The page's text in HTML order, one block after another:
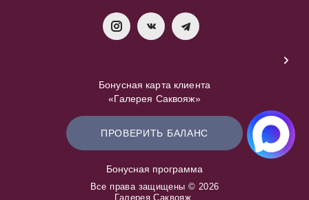
Бонусная карта клиента
«Галерея Саквояж»
ПРОВЕРИТЬ БАЛАНС
Бонусная программа
Все права защищены © 2026
Галерея Саквояж.